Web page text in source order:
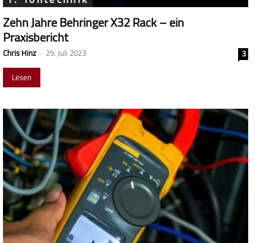
Zehn Jahre Behringer X32 Rack – ein
Praxisbericht
Chris Hinz - 29. Juli 2023
3
Lesen